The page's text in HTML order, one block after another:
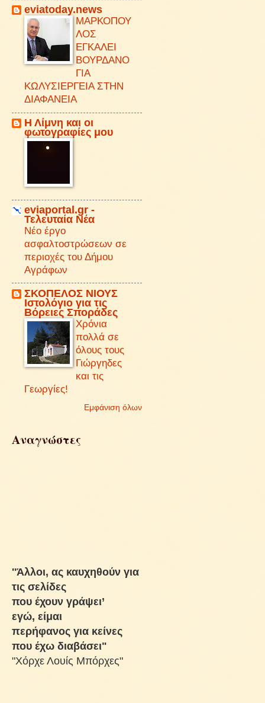
eviatoday.news
ΜΑΡΚΟΠΟΥ
ΛΟΣ
ΕΓΚΑΛΕΙ
ΒΟΥΡΔΑΝΟ
ΓΙΑ
ΚΩΛΥΣΙΕΡΓΕΙΑ ΣΤΗΝ
ΔΙΑΦΑΝΕΙΑ
Η Λίμνη και οι
φωτογραφίες μου
eviaportal.gr -
Τελευταία Νέα
Νέο έργο
ασφαλτοστρώσεων σε
περιοχές του Δήμου
Αγράφων
ΣΚΟΠΕΛΟΣ ΝΙΟΥΣ
Iστολόγιο για τις
Βόρειες Σποράδες
Χρόνια
πολλά σε
όλους τους
Γιώργηδες
και τις
Γεωργίες!
Εμφάνιση όλων
Αναγνώστες
''Άλλοι, ας καυχηθούν για
τις σελίδες
που έχουν γράψει’
εγώ, είμαι
περήφανος για κείνες
που έχω διαβάσει"
"Χόρχε Λουίς Μπόρχες"